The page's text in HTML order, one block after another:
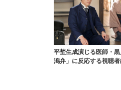
平埜生成演じる医師・
潟弁」に反応する視聴者